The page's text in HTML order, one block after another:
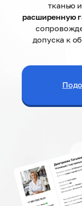
тканью
расширенную
допуска к